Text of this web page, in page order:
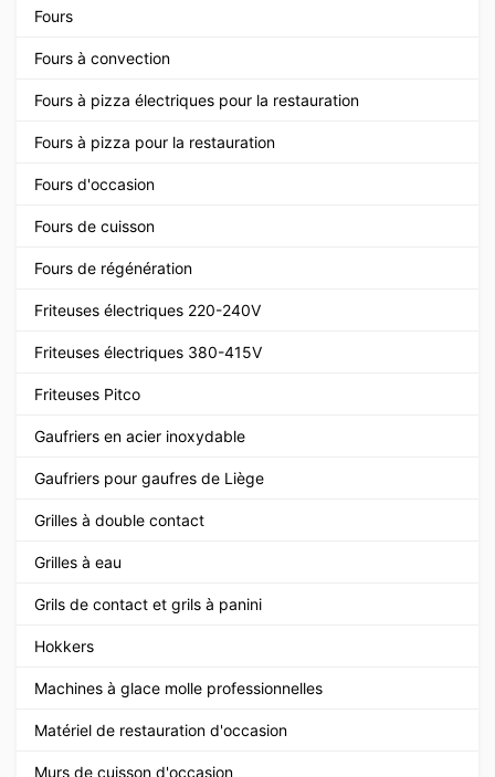
Fours
Fours à convection
Fours à pizza électriques pour la restauration
Fours à pizza pour la restauration
Fours d'occasion
Fours de cuisson
Fours de régénération
Friteuses électriques 220-240V
Friteuses électriques 380-415V
Friteuses Pitco
Gaufriers en acier inoxydable
Gaufriers pour gaufres de Liège
Grilles à double contact
Grilles à eau
Grils de contact et grils à panini
Hokkers
Machines à glace molle professionnelles
Matériel de restauration d'occasion
Murs de cuisson d'occasion